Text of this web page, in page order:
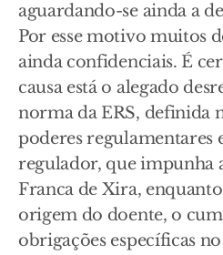
aguardando-se ainda a
Por esse motivo muitos
ainda confidenciais. É
causa está o alegado
norma da ERS, definida
poderes regulamentares
regulador, que impunha
Franca de Xira,
origem do doente, o
obrigações específicas